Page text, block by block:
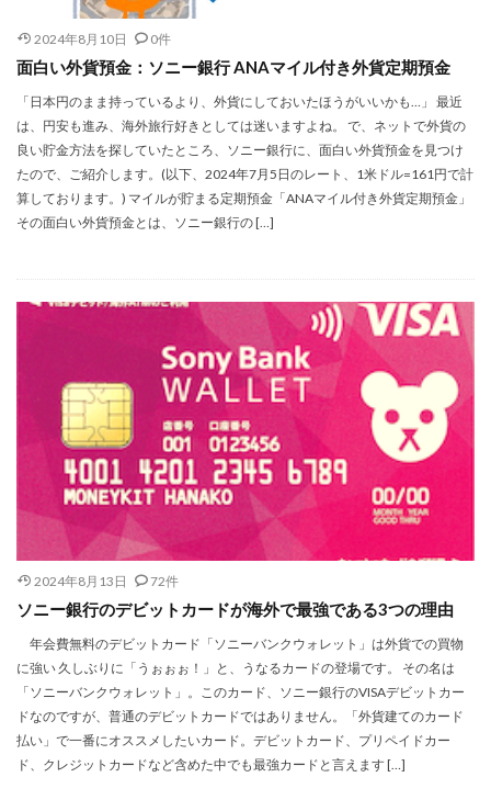
2024年8月10日 0件
面白い外貨預金：ソニー銀行 ANAマイル付き外貨定期預金
「日本円のまま持っているより、外貨にしておいたほうがいいかも…」 最近
は、円安も進み、海外旅行好きとしては迷いますよね。 で、ネットで外貨の
良い貯金方法を探していたところ、ソニー銀行に、面白い外貨預金を見つけ
たので、ご紹介します。(以下、2024年7月5日のレート、1米ドル=161円で計
算しております。) マイルが貯まる定期預金「ANAマイル付き外貨定期預金」
その面白い外貨預金とは、ソニー銀行の […]
2024年8月13日 72件
ソニー銀行のデビットカードが海外で最強である3つの理由
年会費無料のデビットカード「ソニーバンクウォレット」は外貨での買物
に強い 久しぶりに「うぉぉぉ！」と、うなるカードの登場です。 その名は
「ソニーバンクウォレット」。このカード、ソニー銀行のVISAデビットカー
ドなのですが、普通のデビットカードではありません。「外貨建てのカード
払い」で一番にオススメしたいカード。デビットカード、プリペイドカー
ド、クレジットカードなど含めた中でも最強カードと言えます […]